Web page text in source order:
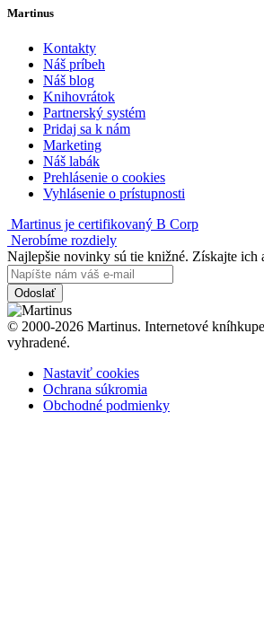
Martinus
Kontakty
Náš príbeh
Náš blog
Knihovrátok
Partnerský systém
Pridaj sa k nám
Marketing
Náš labák
Prehlásenie o cookies
Vyhlásenie o prístupnosti
Martinus je certifikovaný B Corp
Nerobíme rozdiely
Najlepšie novinky sú tie knižné. Získajte ich
Odoslať
© 2000-2026 Martinus. Internetové
vyhradené.
Nastaviť cookies
Ochrana súkromia
Obchodné podmienky